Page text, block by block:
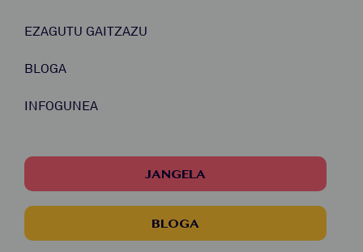
EZAGUTU GAITZAZU
BLOGA
INFOGUNEA
JANGELA
BLOGA